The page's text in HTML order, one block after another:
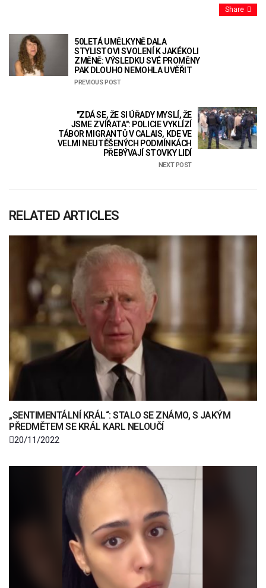
Share
50LETÁ UMĚLKYNĚ DALA
STYLISTOVI SVOLENÍ K JAKÉKOLI
ZMĚNĚ: VÝSLEDKU SVÉ PROMĚNY
PAK DLOUHO NEMOHLA UVĚŘIT
PREVIOUS POST
"ZDÁ SE, ŽE SI ÚŘADY MYSLÍ, ŽE
JSME ZVÍŘATA": POLICIE VYKLÍZÍ
TÁBOR MIGRANTŮ V CALAIS, KDE VE
VELMI NEUTĚŠENÝCH PODMÍNKÁCH
PŘEBÝVAJÍ STOVKY LIDÍ
NEXT POST
RELATED ARTICLES
„SENTIMENTÁLNÍ KRÁL“: STALO SE ZNÁMO, S JAKÝM
PŘEDMĚTEM SE KRÁL KARL NELOUČÍ
20/11/2022